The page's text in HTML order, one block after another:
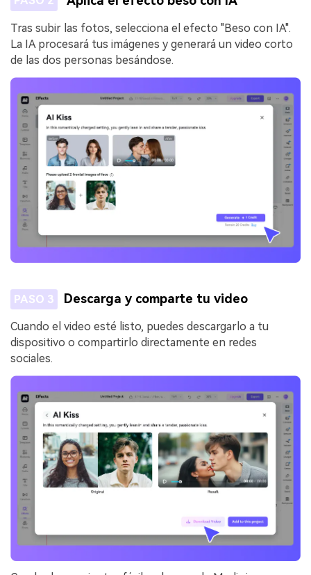
Tras subir las fotos, selecciona el efecto "Beso con IA".
La IA procesará tus imágenes y generará un video corto
de las dos personas besándose.
PASO 3 Descarga y comparte tu video
Cuando el video esté listo, puedes descargarlo a tu
dispositivo o compartirlo directamente en redes
sociales.